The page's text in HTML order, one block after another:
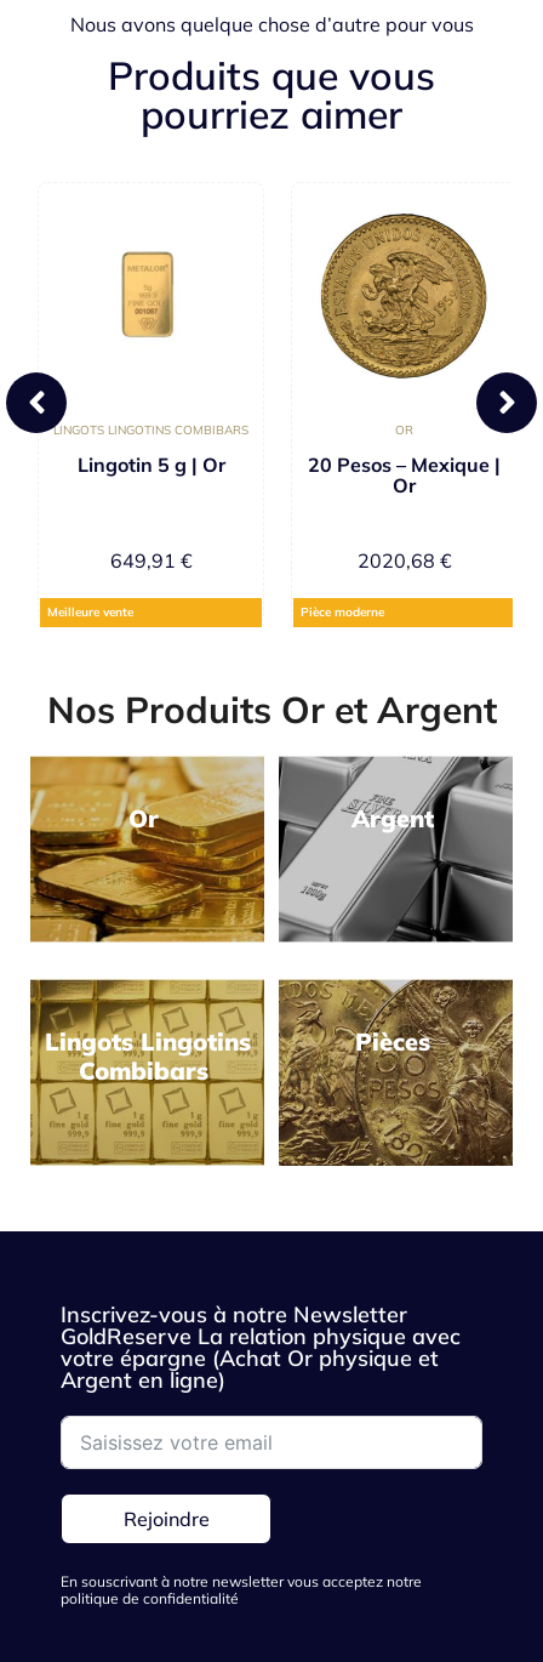
Nous avons quelque chose d’autre pour vous
Produits que vous
pourriez aimer
LINGOTS LINGOTINS COMBIBARS
Lingotin 5 g | Or
649,91 €
Meilleure vente
OR
20 Pesos – Mexique |
Or
2020,68 €
Pièce moderne
Nos Produits Or et Argent
Or Argent
Lingots Lingotins
Combibars
Pièces
Inscrivez-vous à notre Newsletter
GoldReserve La relation physique avec
votre épargne (Achat Or physique et
Argent en ligne)
Rejoindre
En souscrivant à notre newsletter vous acceptez notre
politique de confidentialité